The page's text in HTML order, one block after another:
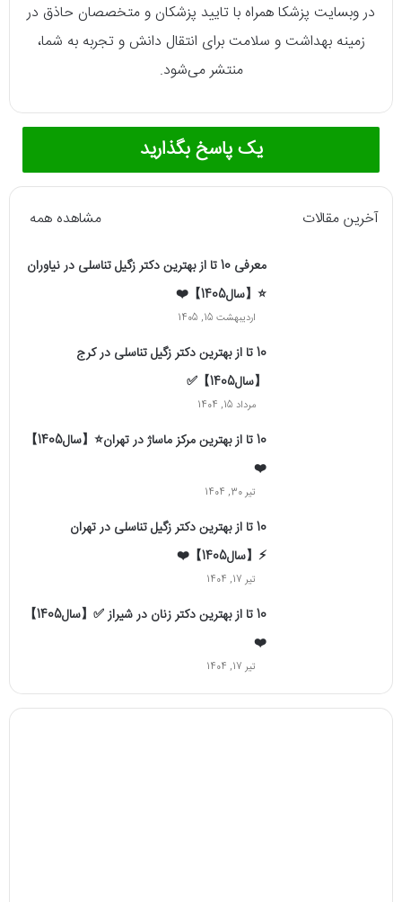
در وبسایت پزشکا همراه با تایید پزشکان و متخصصان حاذق در
زمینه بهداشت و سلامت برای انتقال دانش و تجربه به شما،
منتشر می‌شود.
یک پاسخ بگذارید
آخرین مقالات مشاهده همه
معرفی 10 تا از بهترین دکتر زگیل تناسلی در نیاوران
⭐【سال1405】❤️
اردیبهشت 15, 1405
10 تا از بهترین دکتر زگیل تناسلی در کرج
【سال1405】✅
مرداد 15, 1404
10 تا از بهترین مرکز ماساژ در تهران⭐【سال1405】
❤️
تیر 30, 1404
10 تا از بهترین دکتر زگیل تناسلی در تهران
⚡【سال1405】❤️
تیر 17, 1404
10 تا از بهترین دکتر زنان در شیراز ✅【سال1405】
❤️
تیر 17, 1404